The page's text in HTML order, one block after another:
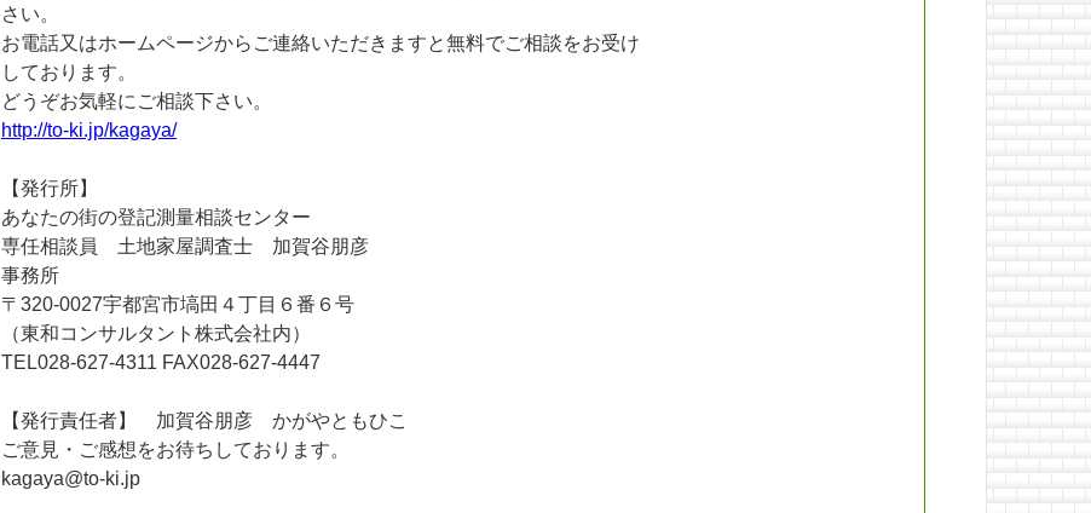
さい。
お電話又はホームページからご連絡いただきますと無料でご相談をお受け
しております。
どうぞお気軽にご相談下さい。
http://to-ki.jp/kagaya/
【発行所】
あなたの街の登記測量相談センター
専任相談員 土地家屋調査士 加賀谷朋彦
事務所
〒320-0027宇都宮市塙田４丁目６番６号
（東和コンサルタント株式会社内）
TEL028-627-4311 FAX028-627-4447
【発行責任者】 加賀谷朋彦 かがやともひこ
ご意見・ご感想をお待ちしております。
kagaya@to-ki.jp